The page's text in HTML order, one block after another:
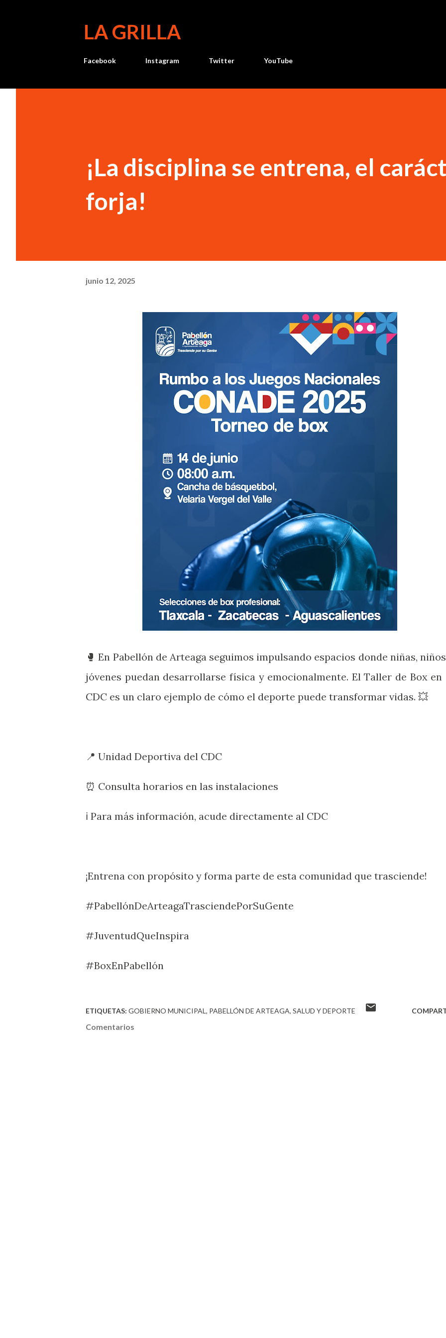
LA GRILLA
Facebook Instagram Twitter YouTube
¡La disciplina se entrena, el
forja!
junio 12, 2025
🥊 En Pabellón de Arteaga seguimos impulsando espacios donde niñas,
jóvenes puedan desarrollarse física y emocionalmente. El Taller de Box en
CDC es un claro ejemplo de cómo el deporte puede transformar vidas. 💥
📍 Unidad Deportiva del CDC
⏰ Consulta horarios en las instalaciones
ℹ️ Para más información, acude directamente al CDC
¡Entrena con propósito y forma parte de esta comunidad que trasciende!
#PabellónDeArteagaTrasciendePorSuGente
#JuventudQueInspira
#BoxEnPabellón
ETIQUETAS: GOBIERNO MUNICIPAL PABELLÓN DE ARTEAGA SALUD Y DEPORTE
Comentarios